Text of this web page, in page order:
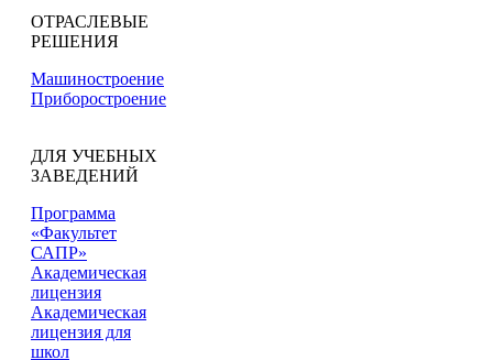
ОТРАСЛЕВЫЕ
РЕШЕНИЯ
Машиностроение
Приборостроение
ДЛЯ УЧЕБНЫХ
ЗАВЕДЕНИЙ
Программа
«Факультет
САПР»
Академическая
лицензия
Академическая
лицензия для
школ